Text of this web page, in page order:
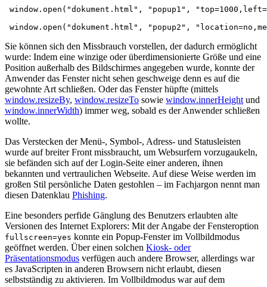
window . open ( "dokument.html" , "popup1" ,
window . open ( "dokument.html" , "popup2" ,
Sie können sich den Missbrauch vorstellen, der dadurch ermöglicht
wurde: Indem eine winzige oder überdimensionierte Größe und eine
Position außerhalb des Bildschirmes angegeben wurde, konnte der
Anwender das Fenster nicht sehen geschweige denn es auf die
gewohnte Art schließen. Oder das Fenster hüpfte (mittels
window.resizeBy, window.resizeTo sowie window.innerHeight und
window.innerWidth) immer weg, sobald es der Anwender schließen
wollte.
Das Verstecken der Menü-, Symbol-, Adress- und Statusleisten
wurde auf breiter Front missbraucht, um Websurfern vorzugaukeln,
sie befänden sich auf der Login-Seite einer anderen, ihnen
bekannten und vertraulichen Webseite. Auf diese Weise werden im
großen Stil persönliche Daten gestohlen – im Fachjargon nennt man
diesen Datenklau Phishing.
Eine besonders perfide Gänglung des Benutzers erlaubten alte
Versionen des Internet Explorers: Mit der Angabe der Fensteroption
fullscreen=yes konnte ein Popup-Fenster im Vollbildmodus
geöffnet werden. Über einen solchen Kiosk- oder
Präsentationsmodus verfügen auch andere Browser, allerdings war
es JavaScripten in anderen Browsern nicht erlaubt, diesen
selbstständig zu aktivieren. Im Vollbildmodus war auf dem